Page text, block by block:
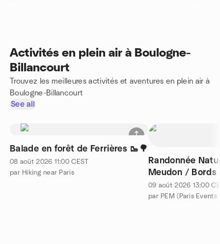
Activités en plein air à Boulogne-
Billancourt
Trouvez les meilleures activités et aventures en plein air à
Boulogne-Billancourt
See all
Balade en forêt de Ferrières 🥾🌳
08 août 2026 11:00 CEST
par Hiking near Paris
Randonnée
Meudon / Bords
09 août 2026 13:00
par PEM (Paris Events